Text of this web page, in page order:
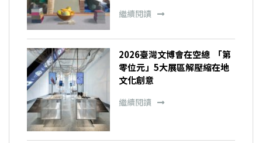
繼續閱讀
2026臺灣文博會在空總 「第
零位元」5大展區解壓縮在地
文化創意
繼續閱讀